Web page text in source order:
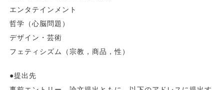
エンタテインメント
哲学（心脳問題）
デザイン・芸術
フェティシズム（宗教，商品，性）
●提出先